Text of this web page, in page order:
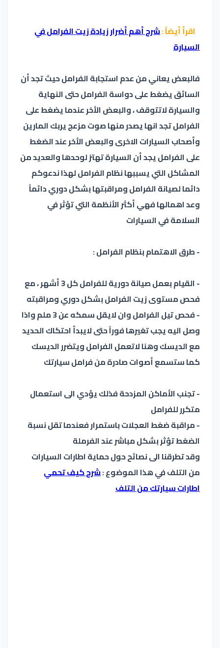
اقرأ أيضاً :شرح أهم أضرار زيادة زيت الفرامل في
السيارة
فالبعض يعاني من عدم استجابة الفرامل حيث تجد أن
السائق يضغط على دواسة الفرامل حتى النهاية
والسيارة لاتتوقف ، والبعض الأخر عندما يضغط على
الفرامل تجد انها يصدر منها صوت مزعج يربك المارين
وأصحاب السيارات الاخرى والبعض الأخر عند الضغط
على الفرامل يجد أن السيارة تهتز لوحدها والعديد من
المشاكل التي يسببها نظام الفرامل لهذا ندعوكم
دائما لصيانة الفرامل ومراقبتها بشكل دوري دائماً
وعد اهمالها فهي أكثر الأنظمة التي تؤثر في
السلامة في السيارات
- طرق الاهتمام بنظام الفرامل :
- القيام بعمل صيانة دورية للفرامل كل 3 أشهر ، مع
فحص مستوى زيت الفرامل بشكل دوري ومراقبته
- فحص تيل الفرامل وان لايقل سمكه عن 3 ملم واذا
وصل اليه يجب تغيرها فوراً حتى لايبدأ احتكاك الحديد
مع الديسك وهنا لاتعمل الفرامل ويتضرر الديسك
كما ستسمع أصوات صادرة من فرامل سيارتك
- تجنب الأماكن المزدحة فذلك يؤدي الى استعمال
متكرر للفرامل
- مراقبة ضغط العجلات باستمرار فعندما تقل نسبة
الضغط تؤثر بشكل مباشر عند الفرملة
وقد تطرقنا الى نصائح حول حماية اطارات السيارات
من التلف في هذا الموضوع :شرح كيف تحمي
اطارات سيارتك من التلف